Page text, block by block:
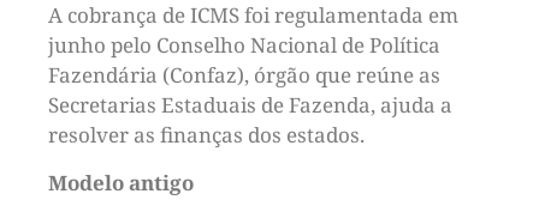
A cobrança de ICMS foi regulamentada em
junho pelo Conselho Nacional de Política
Fazendária (Confaz), órgão que reúne as
Secretarias Estaduais de Fazenda, ajuda a
resolver as finanças dos estados.
Modelo antigo